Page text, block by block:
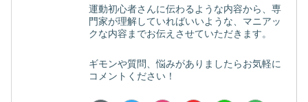
運動初心者さんに伝わるような内容から、専
門家が理解していればいいような、マニアッ
クな内容までお伝えさせていただきます。
ギモンや質問、悩みがありましたらお気軽に
コメントください！